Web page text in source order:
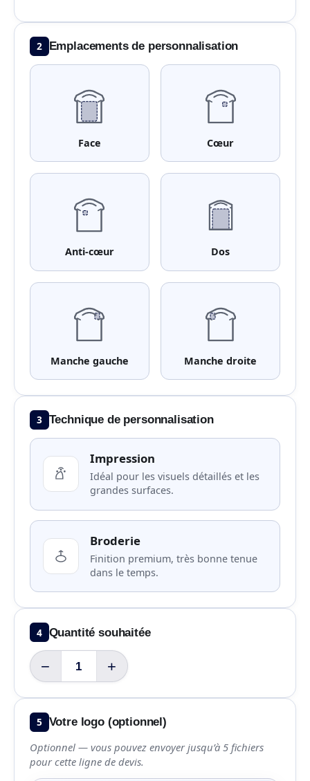
2 Emplacements de personnalisation
Face Cœur
Anti-cœur Dos
Manche gauche Manche droite
3 Technique de personnalisation
Impression
Idéal pour les visuels détaillés et les
grandes surfaces.
Broderie
Finition premium, très bonne tenue
dans le temps.
4 Quantité souhaitée
− +
5 Votre logo (optionnel)
Optionnel — vous pouvez envoyer jusqu’à 5 fichiers
pour cette ligne de devis.